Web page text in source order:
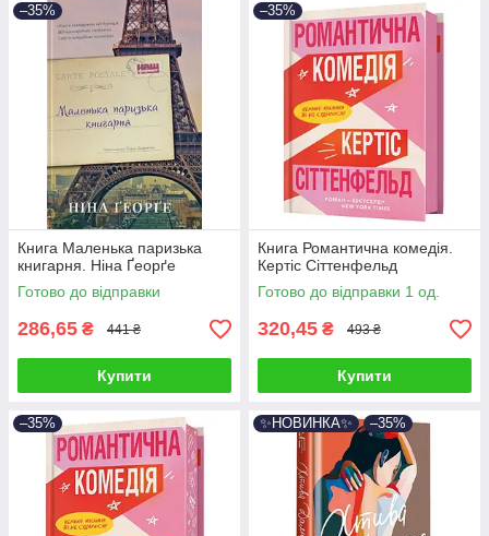
–35%
Книга Маленька паризька
книгарня. Ніна Ґеорґе
Готово до відправки
286,65 ₴ 441 ₴
Купити
–35%
Книга Романтична комедія.
Кертіс Сіттенфельд
Готово до відправки 1 од.
320,45 ₴ 493 ₴
Купити
–35% ✨НОВИНКА✨ –35%